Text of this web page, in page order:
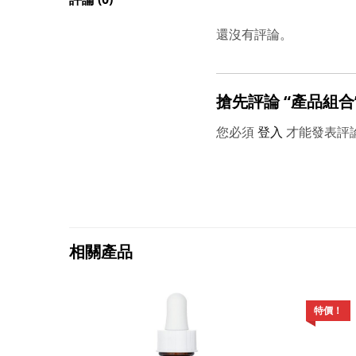
還沒有評論。
搶先評論 “產品組
您必須登入 才能發表評
相關產品
特價！